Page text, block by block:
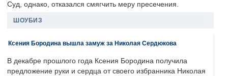
Суд, однако, отказался смягчить меру пресечения.
ШОУБИЗ
Ксения Бородина вышла замуж за Николая Сердюкова
В декабре прошлого года Ксения Бородина получила
предложение руки и сердца от своего избранника Николая